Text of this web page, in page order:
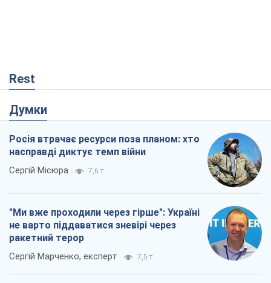
Rest
Думки
Росія втрачає ресурси поза планом: хто
насправді диктує темп війни
Сергій Місюра 7,6 т.
"Ми вже проходили через гірше": Україні
не варто піддаватися зневірі через
ракетний терор
Сергій Марченко, експерт 7,5 т.